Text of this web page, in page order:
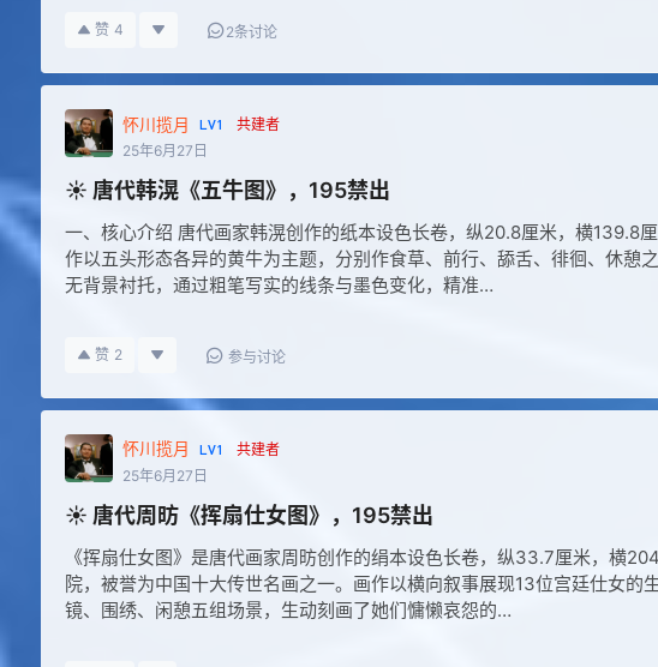
赞 4 2条讨论
怀川揽月 LV1 共建者
25年6月27日
☀️ 唐代韩滉《五牛图》，195禁出
一、核心介绍 唐代画家韩滉创作的纸本设色长卷，纵20.8厘米，横139.8
作以五头形态各异的黄牛为主题，分别作食草、前行、舔舌、徘徊、休憩
无背景衬托，通过粗笔写实的线条与墨色变化，精准…
赞 2 参与讨论
怀川揽月 LV1 共建者
25年6月27日
☀️ 唐代周昉《挥扇仕女图》，195禁出
《挥扇仕女图》是唐代画家周昉创作的绢本设色长卷，纵33.7厘米，横
院，被誉为中国十大传世名画之一。画作以横向叙事展现13位宫廷仕女的
镜、围绣、闲憩五组场景，生动刻画了她们慵懒哀怨的…